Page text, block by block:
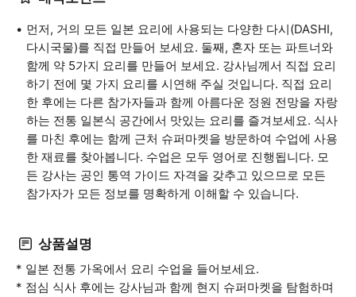
먼저, 거의 모든 일본 요리에 사용되는 다양한 다시(DASHI,
다시국물)를 직접 만들어 보세요. 둘째, 혼자 또는 파트너와
함께 약 5가지 요리를 만들어 보세요. 강사님께서 직접 요리
하기 전에 몇 가지 요리를 시연해 주실 것입니다. 직접 요리
한 후에는 다른 참가자들과 함께 아름다운 정원 전망을 자랑
하는 전통 일본식 공간에서 맛있는 요리를 즐겨보세요. 식사
를 마친 후에는 함께 근처 슈퍼마켓을 방문하여 수업에 사용
한 재료를 찾아봅니다. 수업은 모두 영어로 진행됩니다. 모
든 강사는 공인 통역 가이드 자격을 갖추고 있으므로 모든
참가자가 모든 정보를 명확하게 이해할 수 있습니다.
상품설명
* 일본 전통 가옥에서 요리 수업을 들어보세요.
* 점심 식사 후에는 강사님과 함께 현지 슈퍼마켓을 탐험하며